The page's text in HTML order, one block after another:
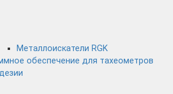
Металлоискатели RGK
обеспечение для тахеометров